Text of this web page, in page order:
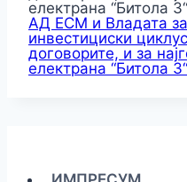
АД ЕСМ и Владата
инвестициски
договорите, и за
електрана “Битола 3“